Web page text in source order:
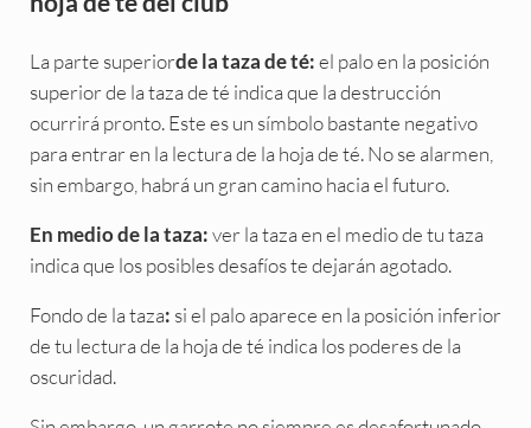
La parte superiorde la taza de té: el palo en la posición
superior de la taza de té indica que la destrucción
ocurrirá pronto. Este es un símbolo bastante negativo
para entrar en la lectura de la hoja de té. No se alarmen,
sin embargo, habrá un gran camino hacia el futuro.
En medio de la taza: ver la taza en el medio de tu taza
indica que los posibles desafíos te dejarán agotado.
Fondo de la taza: si el palo aparece en la posición inferior
de tu lectura de la hoja de té indica los poderes de la
oscuridad.